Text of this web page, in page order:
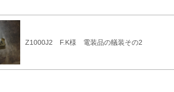
Z1000J2 F.K様 電装品の艤装その2